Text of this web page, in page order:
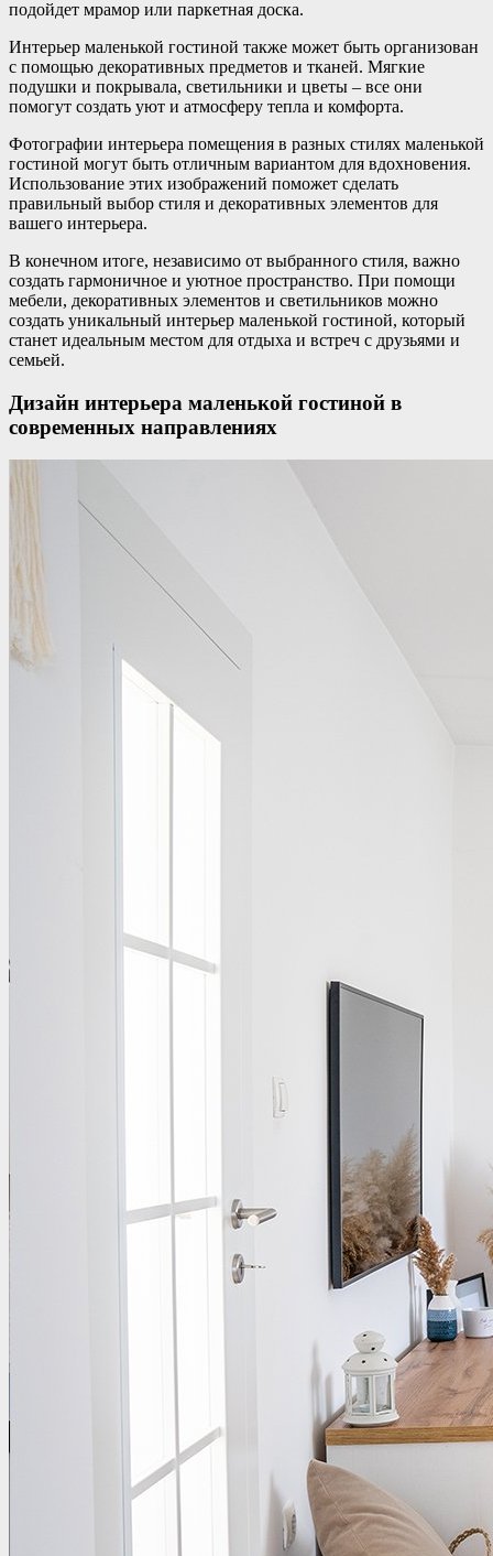
подойдет мрамор или паркетная доска.
Интерьер маленькой гостиной также может быть организован
с помощью декоративных предметов и тканей. Мягкие
подушки и покрывала, светильники и цветы – все они
помогут создать уют и атмосферу тепла и комфорта.
Фотографии интерьера помещения в разных стилях маленькой
гостиной могут быть отличным вариантом для вдохновения.
Использование этих изображений поможет сделать
правильный выбор стиля и декоративных элементов для
вашего интерьера.
В конечном итоге, независимо от выбранного стиля, важно
создать гармоничное и уютное пространство. При помощи
мебели, декоративных элементов и светильников можно
создать уникальный интерьер маленькой гостиной, который
станет идеальным местом для отдыха и встреч с друзьями и
семьей.
Дизайн интерьера маленькой гостиной в
современных направлениях